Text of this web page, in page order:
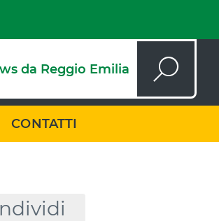
da Reggio Emilia Cerca
CONTATTI